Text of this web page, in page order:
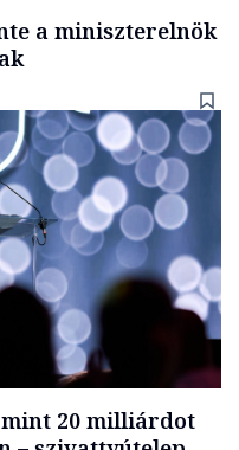
a miniszterelnök
20 milliárdot